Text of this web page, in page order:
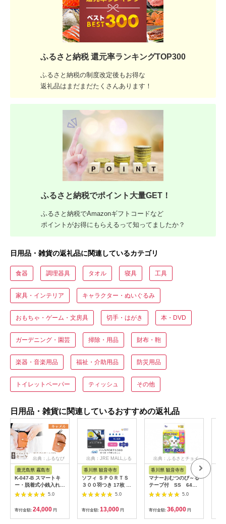
ふるさと納税 還元率ランキングTOP300
ふるさと納税の制度改定後もお得な
返礼品はまだまだたくさんあります！
ふるさと納税でポイント大量GET！
ふるさと納税でAmazonギフトコードなど
ポイントがお得にもらえるって知ってましたか？
日用品・雑貨の返礼品に関連しているカテゴリ
食器 調理器具 タオル 寝具 工具
家具・インテリア キャラクター・ぬいぐるみ
おもちゃ・ゲーム・文房具 切手・はがき 本・DVD
ガーデニング・園芸 掃除・用品 財布・鞄
楽器・音楽用品 福祉・介助用品 防災用品
トイレットペーパー ティッシュ その他
日用品・雑貨に関連しているおすすめの返礼品
出典：ふるなび
鹿児島県 霧島市
K-047-B スマートキ
ー・脱着式小銭入れ付
きキーケース＜キャメ
ル＞【m's】霧島市 革
革製品 牛革 本革 ヌメ
革 キーケース コイン
ケース 小銭入れ ハン
5.0
寄付金額: 24,000 円
出典：JRE MALLふる
さと納税
香川県 観音寺市
ソフィ ＳＰＯＲＴＳ
３００羽つき 17枚 ×8
日用品 生理用品 ナプ
キン ずれに強い スポ
ーツ用 ユニチャーム
5.0
寄付金額: 13,000 円
出典：ふるさとチョイ
香川県 観音寺市
マナーおむつのび～る
テープ付 SS 64枚
× 6袋
5.0
寄付金額: 36,000 円